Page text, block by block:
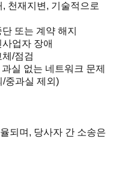
천재지변, 기술적으로
또는 계약 해지
업자 장애
/점검
실 없는 네트워크 문제
/중과실 제외)
되며, 당사자 간 소송은